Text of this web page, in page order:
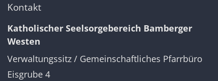
Kontakt
Katholischer Seelsorgebereich Bamberger
Westen
Verwaltungssitz / Gemeinschaftliches Pfarrbüro
Eisgrube 4